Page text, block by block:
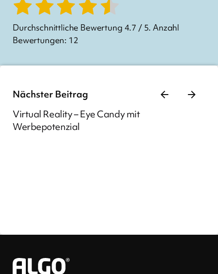
Durchschnittliche Bewertung 4.7 / 5. Anzahl
Bewertungen: 12
Nächster Beitrag
Virtual Reality – Eye Candy mit
Werbepotenzial